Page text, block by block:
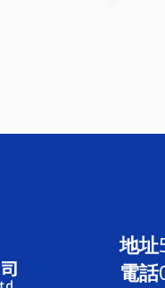
地址
電話